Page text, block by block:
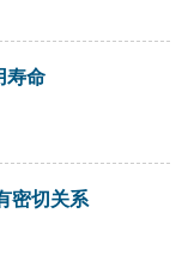
寿命
密切关系